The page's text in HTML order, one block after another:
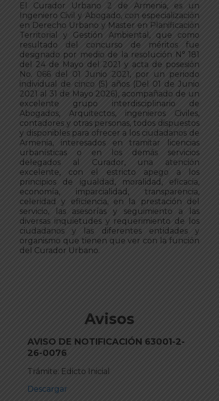
El Curador Urbano 2 de Armenia, es un
Ingeniero Civil y Abogado, con especialización
en Derecho Urbano y Master en Planificación
Territorial y Gestión Ambiental, que como
resultado del concurso de méritos fue
designado por medio de la resolución N° 181
del 24 de Mayo del 2021 y acta de posesión
No. 066 del 01 Junio 2021, por un periodo
individual de cinco (5) años (Del 01 de Junio
2021 al 31 de Mayo 2026), acompañado de un
excelente grupo interdisciplinario de
Abogados, Arquitectos, ingenieros Civiles,
contadores y otras personas, todos dispuestos
y disponibles para ofrecer a los ciudadanos de
Armenia, interesados en tramitar licencias
urbanísticas o en los demás servicios
delegados al Curador, una atención
excelente, con el estricto apego a los
principios de igualdad, moralidad, eficacia,
economía, imparcialidad, transparencia,
celeridad y eficiencia, en la prestación del
servicio, las asesorías y seguimiento a las
diversas inquietudes y requerimiento de los
ciudadanos y las diferentes entidades y
organismo que tienen que ver con la función
del Curador Urbano.
Avisos
AVISO DE NOTIFICACIÓN 63001-2-
26-0076
Trámite: Edicto Inicial
Descargar